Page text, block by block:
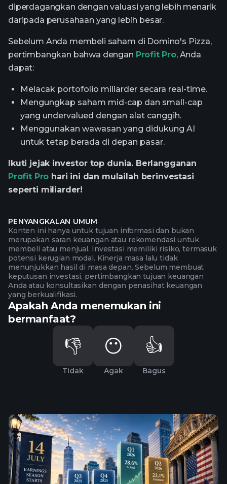
diperdagangkan dengan valuasi yang lebih menarik
daripada perusahaan yang lebih besar.
Sebelum Anda membeli saham di Domino's Pizza,
pertimbangkan bahwa dengan Profit Pro, Anda
dapat:
Melacak portofolio miliarder secara real-time.
Mengungkap saham mid-cap dan small-cap
yang undervalued dengan alat canggih.
Menggunakan wawasan yang didukung AI
untuk tetap berada di depan pasar.
Ikuti jejak investor top dunia. Berlangganan
Profit Pro hari ini dan mulailah berinvestasi
seperti miliarder!
PENYANGKALAN UMUM
Konten ini hanya untuk tujuan informasi dan bukan
merupakan saran keuangan atau rekomendasi untuk
membeli atau menjual. Investasi memiliki risiko, termasuk
potensi kerugian modal. Kinerja masa lalu tidak
menunjukkan hasil di masa depan. Sebelum membuat
keputusan investasi, pertimbangkan tujuan keuangan
Anda atau konsultasikan dengan penasihat keuangan
yang berkualifikasi.
Apakah Anda menemukan ini
bermanfaat?
👎
Tidak
😶
Agak
👍
Bagus